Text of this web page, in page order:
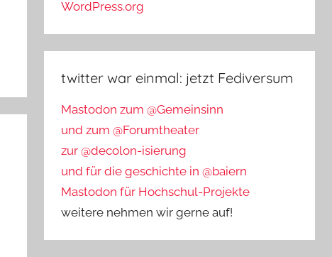
WordPress.org
twitter war einmal: jetzt Fediversum
Mastodon zum @Gemeinsinn
und zum @Forumtheater
zur @decolon-isierung
und für die geschichte in @baiern
Mastodon für Hochschul-Projekte
weitere nehmen wir gerne auf!